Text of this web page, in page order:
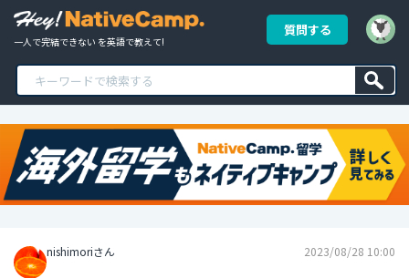
一人で完結できない を英語で教えて!
質問する
nishimoriさん 2023/08/28 10:00